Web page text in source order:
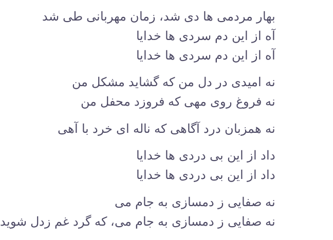
بهار مردمی ها دی شد، زمان مهربانی طی شد
آه از این دم سردی ها خدایا
آه از این دم سردی ها خدایا
نه امیدی در دل من که گشاید مشکل من
نه فروغ روی مهی که فروزد محفل من
نه همزبان درد آگاهی که ناله ای خرد با آهی
داد از این بی دردی ها خدایا
داد از این بی دردی ها خدایا
نه صفایی ز دمسازی به جام می
نه صفایی ز دمسازی به جام می، که گرد غم زدل شوید